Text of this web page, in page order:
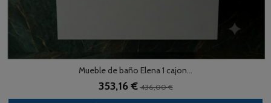
Mueble de baño Elena 1 cajon...
353,16 €436,00 €